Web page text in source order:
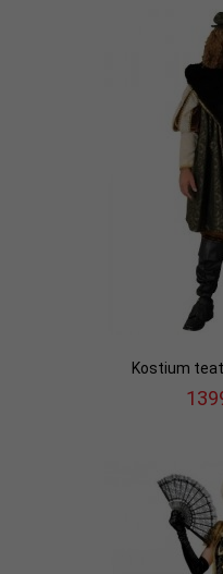
Kostium